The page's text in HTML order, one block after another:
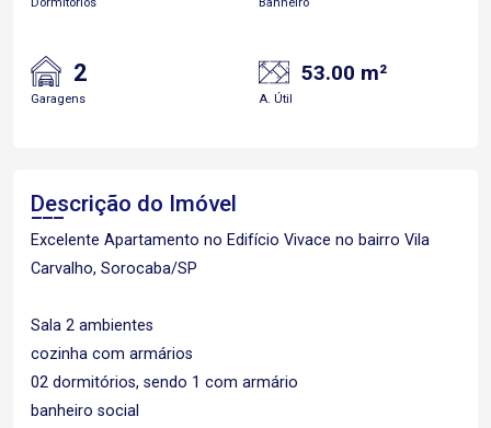
2
Garagens
53.00 m²
A. Útil
Descrição do Imóvel
Excelente Apartamento no Edifício Vivace no bairro Vila
Carvalho, Sorocaba/SP
Sala 2 ambientes
cozinha com armários
02 dormitórios, sendo 1 com armário
banheiro social